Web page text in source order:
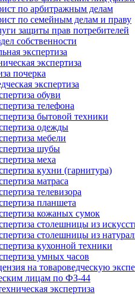
по арбитражным делам
по семейным делам и праву
защиты прав потребителей
собственности
экспертиза
экспертиза
почерка
экспертиза
обуви
телефона
бытовой техники
одежды
мебели
шубы
меха
кухни (гарнитура)
матраса
телевизора
планшета
кожаных сумок
столешницы из
столешницы из
кухонной техники
умных часов
на товароведческую
лицам по ФЗ-44
экспертиза